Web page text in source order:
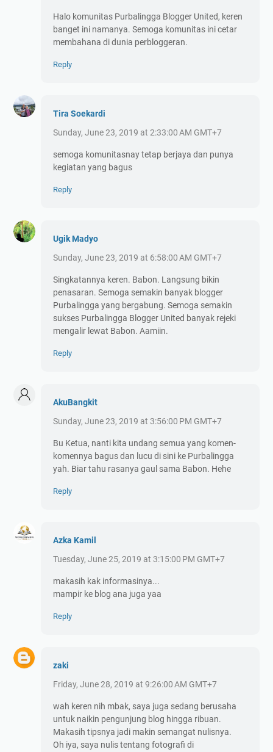
Halo komunitas Purbalingga Blogger United, keren
banget ini namanya. Semoga komunitas ini cetar
membahana di dunia perbloggeran.
Reply
Tira Soekardi
Sunday, June 23, 2019 at 2:33:00 AM GMT+7
semoga komunitasnay tetap berjaya dan punya
kegiatan yang bagus
Reply
Ugik Madyo
Sunday, June 23, 2019 at 6:58:00 AM GMT+7
Singkatannya keren. Babon. Langsung bikin
penasaran. Semoga semakin banyak blogger
Purbalingga yang bergabung. Semoga semakin
sukses Purbalingga Blogger United banyak rejeki
mengalir lewat Babon. Aamiin.
Reply
AkuBangkit
Sunday, June 23, 2019 at 3:56:00 PM GMT+7
Bu Ketua, nanti kita undang semua yang komen-
komennya bagus dan lucu di sini ke Purbalingga
yah. Biar tahu rasanya gaul sama Babon. Hehe
Reply
Azka Kamil
Tuesday, June 25, 2019 at 3:15:00 PM GMT+7
makasih kak informasinya...
mampir ke blog ana juga yaa
Reply
zaki
Friday, June 28, 2019 at 9:26:00 AM GMT+7
wah keren nih mbak, saya juga sedang berusaha
untuk naikin pengunjung blog hingga ribuan.
Makasih tipsnya jadi makin semangat nulisnya.
Oh iya, saya nulis tentang fotografi di